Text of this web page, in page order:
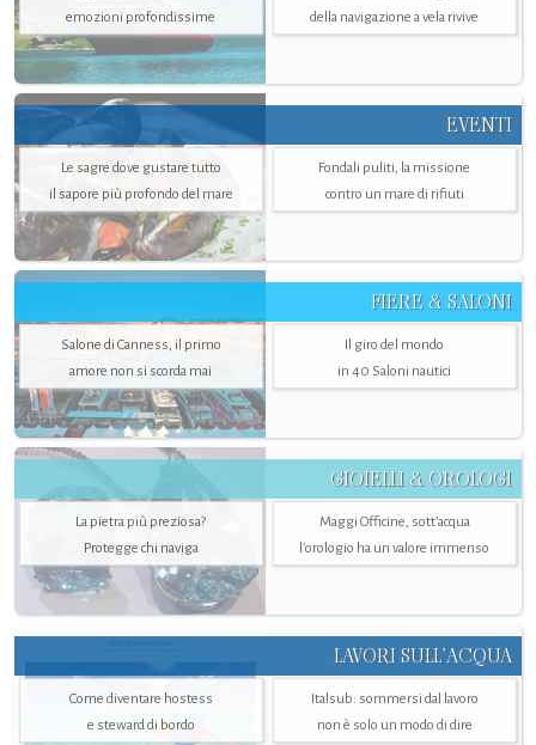
emozioni profondissime
della navigazione a vela rivive
EVENTI
Le sagre dove gustare tutto
il sapore più profondo del mare
Fondali puliti, la missione
contro un mare di rifiuti
FIERE & SALONI
Salone di Canness, il primo
amore non si scorda mai
Il giro del mondo
in 40 Saloni nautici
GIOIELLI & OROLOGI
La pietra più preziosa?
Protegge chi naviga
Maggi Officine, sott’acqua
l'orologio ha un valore immenso
LAVORI SULL’ACQUA
Come diventare hostess
e steward di bordo
Italsub: sommersi dal lavoro
non è solo un modo di dire